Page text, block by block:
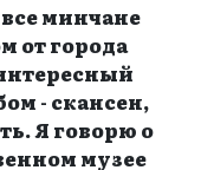
минчане
от города
- скансен,
Я говорю о
музее